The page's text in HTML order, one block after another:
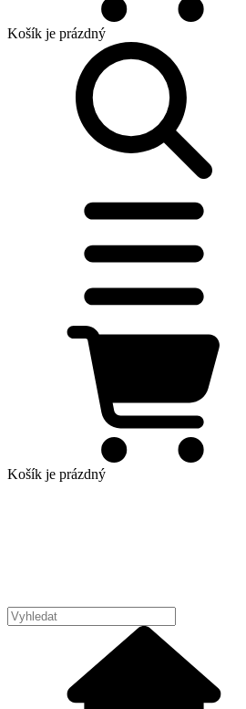
Košík je prázdný
Košík je prázdný